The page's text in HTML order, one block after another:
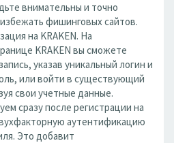
внимательны и точно
фишинговых сайтов.
на KRAKEN. На
KRAKEN вы сможете
указав уникальный логин и
или войти в существующий
свои учетные данные.
сразу после регистрации на
аутентификацию
Это добавит